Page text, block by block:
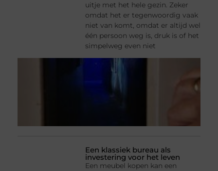
uitje met het hele gezin. Zeker
omdat het er tegenwoordig vaak
niet van komt, omdat er altijd wel
één persoon weg is, druk is of het
simpelweg even niet
Een klassiek bureau als
investering voor het leven
Een meubel kopen kan een